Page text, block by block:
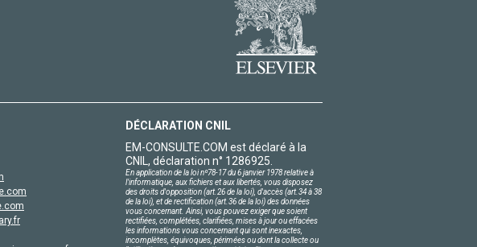
DÉCLARATION CNIL
EM-CONSULTE.COM est déclaré à la
CNIL, déclaration n° 1286925.
En application de la loi nº78-17 du 6 janvier 1978 relative à
l'informatique, aux fichiers et aux libertés, vous disposez
des droits d'opposition (art.26 de la loi), d'accès (art.34 à 38
de la loi), et de rectification (art.36 de la loi) des données
vous concernant. Ainsi, vous pouvez exiger que soient
rectifiées, complétées, clarifiées, mises à jour ou effacées
les informations vous concernant qui sont inexactes,
incomplètes, équivoques, périmées ou dont la collecte ou